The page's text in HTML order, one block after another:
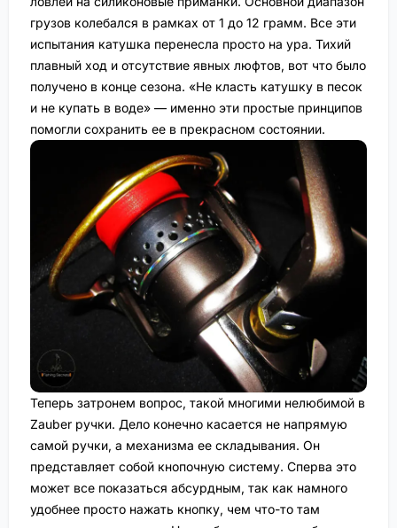
грузов колебался в рамках от 1 до 12 грамм. Все эти
испытания катушка перенесла просто на ура. Тихий
плавный ход и отсутствие явных люфтов, вот что было
получено в конце сезона. «Не класть катушку в песок
и не купать в воде» — именно эти простые принципов
помогли сохранить ее в прекрасном состоянии.
Теперь затронем вопрос, такой многими нелюбимой в
Zauber ручки. Дело конечно касается не напрямую
самой ручки, а механизма ее складывания. Он
представляет собой кнопочную систему. Сперва это
может все показаться абсурдным, так как намного
удобнее просто нажать кнопку, чем что-то там